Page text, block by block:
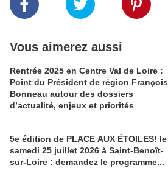
Vous aimerez aussi
Rentrée 2025 en Centre Val de Loire :
Point du Président de région François
Bonneau autour des dossiers
d’actualité, enjeux et priorités
5e édition de PLACE AUX ÉTOILES! le
samedi 25 juillet 2026 à Saint-Benoît-
sur-Loire : demandez le programme...